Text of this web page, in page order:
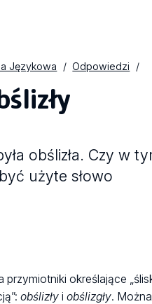
Językowa Odpowiedzi
obślizła. Czy w
użyte słowo
przymiotniki określające
obślizły iobślizgły. Można